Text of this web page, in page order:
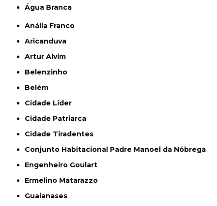
Água Branca
Anália Franco
Aricanduva
Artur Alvim
Belenzinho
Belém
Cidade Líder
Cidade Patriarca
Cidade Tiradentes
Conjunto Habitacional Padre Manoel da Nóbrega
Engenheiro Goulart
Ermelino Matarazzo
Guaianases